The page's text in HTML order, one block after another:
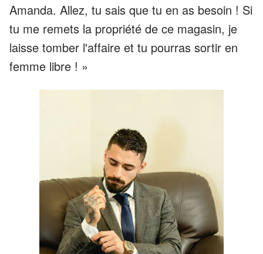
Amanda. Allez, tu sais que tu en as besoin ! Si
tu me remets la propriété de ce magasin, je
laisse tomber l'affaire et tu pourras sortir en
femme libre ! »